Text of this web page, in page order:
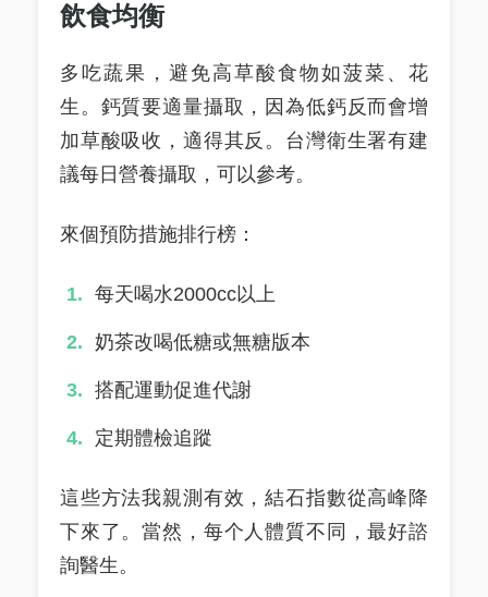
飲食均衡
多吃蔬果，避免高草酸食物如菠菜、花
生。鈣質要適量攝取，因為低鈣反而會增
加草酸吸收，適得其反。台灣衛生署有建
議每日營養攝取，可以參考。
來個預防措施排行榜：
每天喝水2000cc以上
奶茶改喝低糖或無糖版本
搭配運動促進代謝
定期體檢追蹤
這些方法我親測有效，結石指數從高峰降
下來了。當然，每个人體質不同，最好諮
詢醫生。